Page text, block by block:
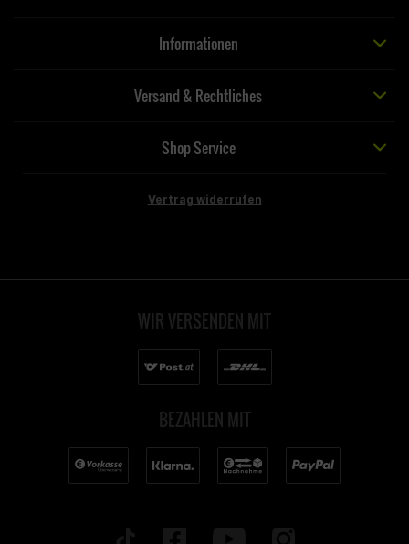
Informationen
Versand & Rechtliches
Shop Service
Vertrag widerrufen
WIR VERSENDEN MIT
BEZAHLEN MIT